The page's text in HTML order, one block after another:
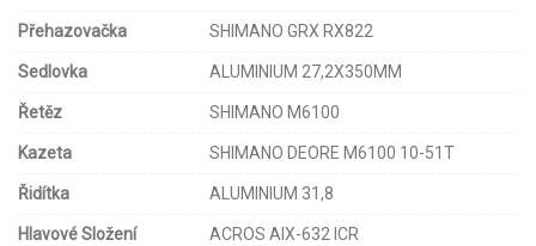
sirce 45 mm, ktere maji vyborny odvalovaci odpor na asfaltu a
spolehlivou trakci na sotoline. Plaste jsou nazuty na spolehlivych
Přehazovačka SHIMANO GRX RX822
Sedlovka ALUMINIUM 27,2X350MM
Řetěz SHIMANO M6100
Kazeta SHIMANO DEORE M6100 10-51T
Řidítka ALUMINIUM 31,8
Hlavové Složení ACROS AIX-632 ICR